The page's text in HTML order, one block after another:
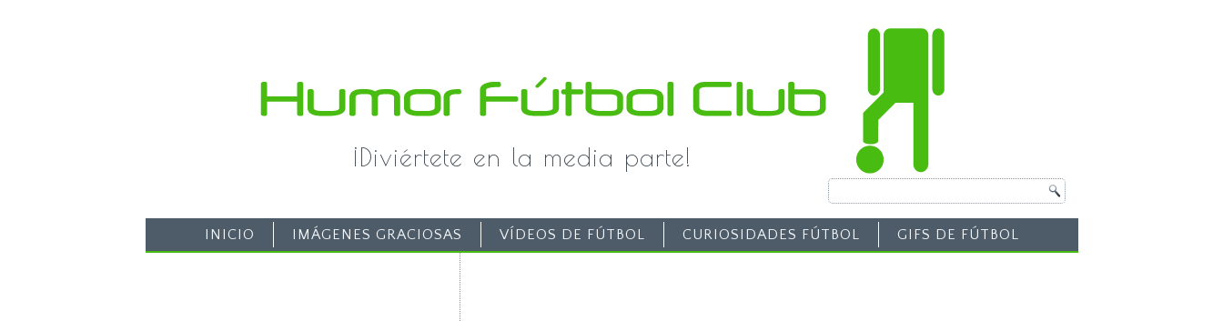
¡Diviértete en la media parte!
INICIO IMÁGENES GRACIOSAS VÍDEOS DE FÚTBOL CURIOSIDADES FÚTBOL GIFS DE FÚTBOL